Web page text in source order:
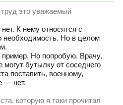
это уважаемый
К нему относятся с
необходимость. Но в целом
пример. Но попробую. Врачу,
могут бутылку от соседнего
поставить, военному,
— нет.
которую я таки прочитал